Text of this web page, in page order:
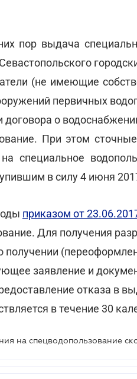
пор выдача
(не имеющие
первичных
договора о
При этом
специальное
в силу 4 июня
приказом от
Для получения
заявление и
отказа в
в течение 30